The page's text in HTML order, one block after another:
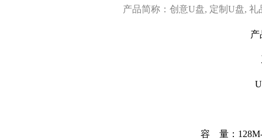
产品简称：创意U盘, 定制U盘, 礼
产
容 量：